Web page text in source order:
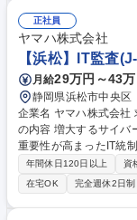
正社員
ヤマハ株式会社
【浜松】IT監査
月給29万円～43万
静岡県浜松市中央区
企業名 ヤマハ株式会社 求人名 【浜松】IT監査（J-SOX評価を含む） 仕事
の内容 増大するサイバ
重要性が高まったIT統
募集します。 【■具体的には】◎IT監査（配属当初はセイバーセキュリテ
ィ監査が中心となりま
T以外の領域の監査を
のメンバーとして監査
年間休日120日以上 資
在宅OK
完全週休2日制